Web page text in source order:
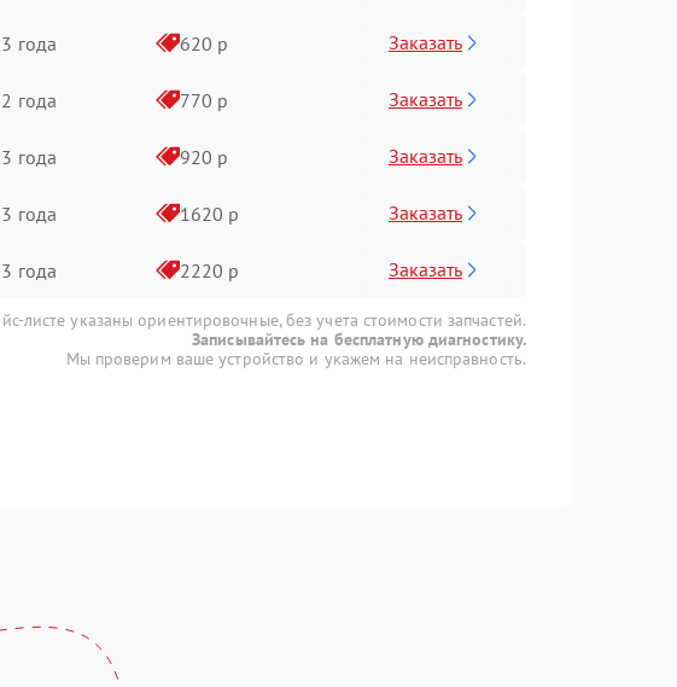
3 года 620 р Заказать
2 года 770 р Заказать
3 года 920 р Заказать
3 года 1620 р Заказать
3 года 2220 р Заказать
листе указаны ориентировочные, без учета стоимости запчастей.
Записывайтесь на бесплатную диагностику.
Мы проверим ваше устройство и укажем на неисправность.